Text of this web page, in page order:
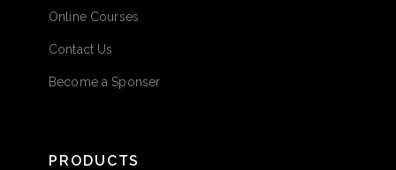
Online Courses
Contact Us
Become a Sponser
PRODUCTS